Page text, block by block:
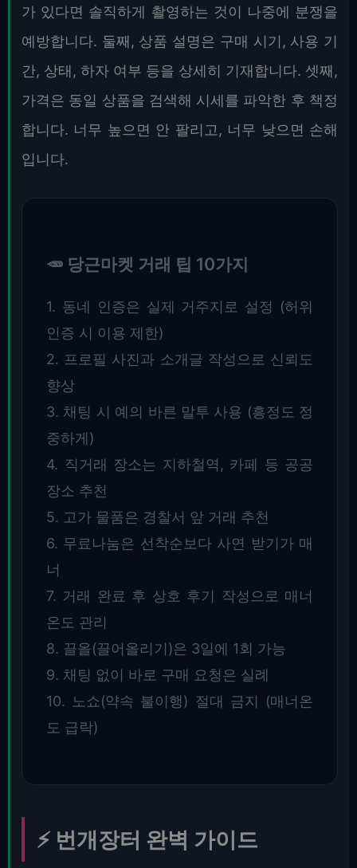
가 있다면 솔직하게 촬영하는 것이 나중에 분쟁을
예방합니다. 둘째, 상품 설명은 구매 시기, 사용 기
간, 상태, 하자 여부 등을 상세히 기재합니다. 셋째,
가격은 동일 상품을 검색해 시세를 파악한 후 책정
합니다. 너무 높으면 안 팔리고, 너무 낮으면 손해
입니다.
🥕 당근마켓 거래 팁 10가지
1. 동네 인증은 실제 거주지로 설정 (허위
인증 시 이용 제한)
2. 프로필 사진과 소개글 작성으로 신뢰도
향상
3. 채팅 시 예의 바른 말투 사용 (흥정도 정
중하게)
4. 직거래 장소는 지하철역, 카페 등 공공
장소 추천
5. 고가 물품은 경찰서 앞 거래 추천
6. 무료나눔은 선착순보다 사연 받기가 매
너
7. 거래 완료 후 상호 후기 작성으로 매너
온도 관리
8. 끌올(끌어올리기)은 3일에 1회 가능
9. 채팅 없이 바로 구매 요청은 실례
10. 노쇼(약속 불이행) 절대 금지 (매너온
도 급락)
⚡ 번개장터 완벽 가이드